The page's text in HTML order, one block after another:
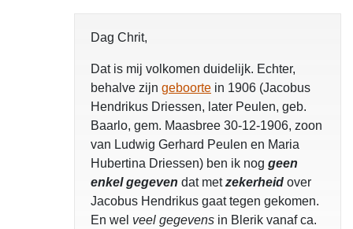
Dag Chrit,
Dat is mij volkomen duidelijk. Echter,
behalve zijn geboorte in 1906 (Jacobus
Hendrikus Driessen, later Peulen, geb.
Baarlo, gem. Maasbree 30-12-1906, zoon
van Ludwig Gerhard Peulen en Maria
Hubertina Driessen) ben ik nog geen
enkel gegeven dat metzekerheid over
Jacobus Hendrikus gaat tegen gekomen.
En wel veel gegevens in Blerik vanaf ca.